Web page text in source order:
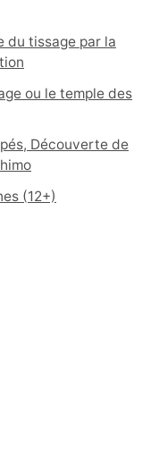
du tissage par la
ou le temple des
Découverte de
(12+)